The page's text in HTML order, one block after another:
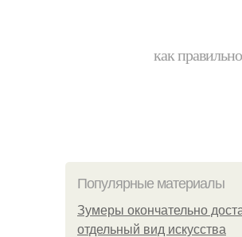
как
Популярные материалы
Зумеры окончательно
отдельный вид искусства